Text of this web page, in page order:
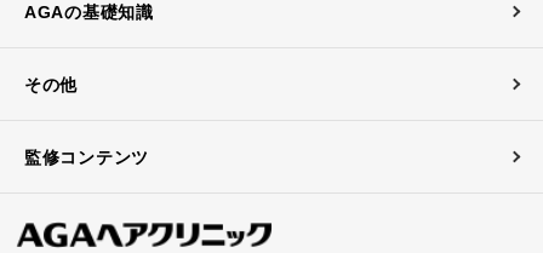
AGAの基礎知識
その他
監修コンテンツ